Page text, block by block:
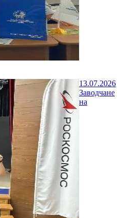
13.07.2026
Заводчане
на